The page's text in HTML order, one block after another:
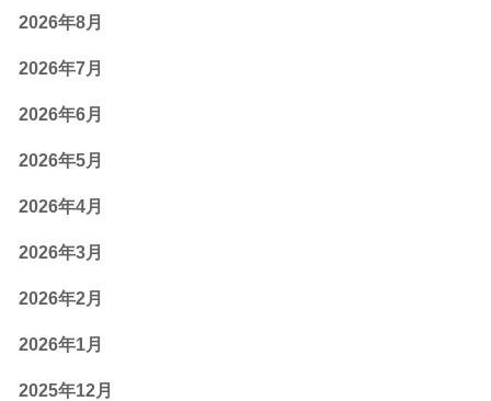
2026年8月
2026年7月
2026年6月
2026年5月
2026年4月
2026年3月
2026年2月
2026年1月
2025年12月